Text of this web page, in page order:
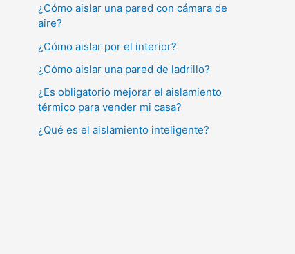
¿Cómo aislar una pared con cámara de
aire?
¿Cómo aislar por el interior?
¿Cómo aislar una pared de ladrillo?
¿Es obligatorio mejorar el aislamiento
térmico para vender mi casa?
¿Qué es el aislamiento inteligente?